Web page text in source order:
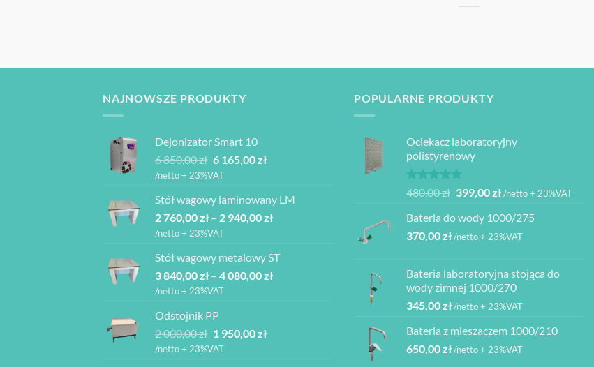
NAJNOWSZE PRODUKTY
Dejonizator Smart 10
6 850,00zł Pierwotna
cena
6
850,00 zł.
6 165,00złAktualna
6
165,00 zł.
/netto + 23%VAT
Stół wagowy laminowany LM
2 760,00zł – 2 940,00złZakres
2
760,00 zł
/netto + 23%VAT
Stół wagowy metalowy ST
3 840,00zł – 4 080,00złZakres
/netto + 23%VAT
Odstojnik PP
2 000,00zł Pierwotna
cena
1 950,00złAktualna
/netto + 23%VAT
POPULARNE PRODUKTY
Ociekacz laboratoryjny
polistyrenowy
Oceniono
na 5
480,00zł Pierwotna
wynosiła:
480,00 zł.
399,00złAktualna
wynosi:
399,00 zł.
/netto + 23%VAT
Bateria do wody 1000/275
370,00zł/netto + 23%VAT
Bateria laboratoryjna stojąca do
wody zimnej 1000/270
345,00zł/netto + 23%VAT
Bateria z mieszaczem 1000/210
650,00zł/netto + 23%VAT